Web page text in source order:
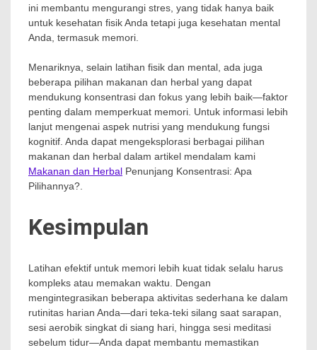
ini membantu mengurangi stres, yang tidak hanya baik
untuk kesehatan fisik Anda tetapi juga kesehatan mental
Anda, termasuk memori.
Menariknya, selain latihan fisik dan mental, ada juga
beberapa pilihan makanan dan herbal yang dapat
mendukung konsentrasi dan fokus yang lebih baik—faktor
penting dalam memperkuat memori. Untuk informasi lebih
lanjut mengenai aspek nutrisi yang mendukung fungsi
kognitif. Anda dapat mengeksplorasi berbagai pilihan
makanan dan herbal dalam artikel mendalam kami
Makanan dan Herbal Penunjang Konsentrasi: Apa
Pilihannya?.
Kesimpulan
Latihan efektif untuk memori lebih kuat tidak selalu harus
kompleks atau memakan waktu. Dengan
mengintegrasikan beberapa aktivitas sederhana ke dalam
rutinitas harian Anda—dari teka-teki silang saat sarapan,
sesi aerobik singkat di siang hari, hingga sesi meditasi
sebelum tidur—Anda dapat membantu memastikan